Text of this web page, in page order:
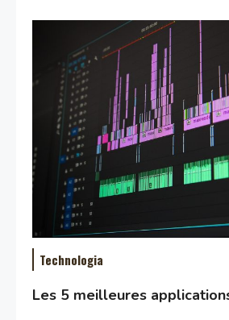
Technologia
Les 5 meilleures